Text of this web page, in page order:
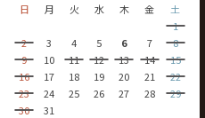
日
月 火 水 木 金
土
1
2
3 4 5 6 7
8
9
10 11 12 13 14
15
16
17 18 19 20 21
22
23
24 25 26 27 28
29
30
31